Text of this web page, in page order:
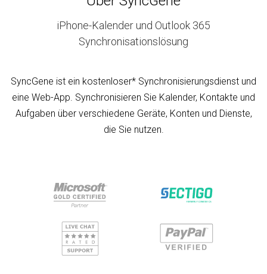
iPhone-Kalender und Outlook 365
Synchronisationslösung
SyncGene ist ein kostenloser* Synchronisierungsdienst und
eine Web-App. Synchronisieren Sie Kalender, Kontakte und
Aufgaben über verschiedene Geräte, Konten und Dienste,
die Sie nutzen.